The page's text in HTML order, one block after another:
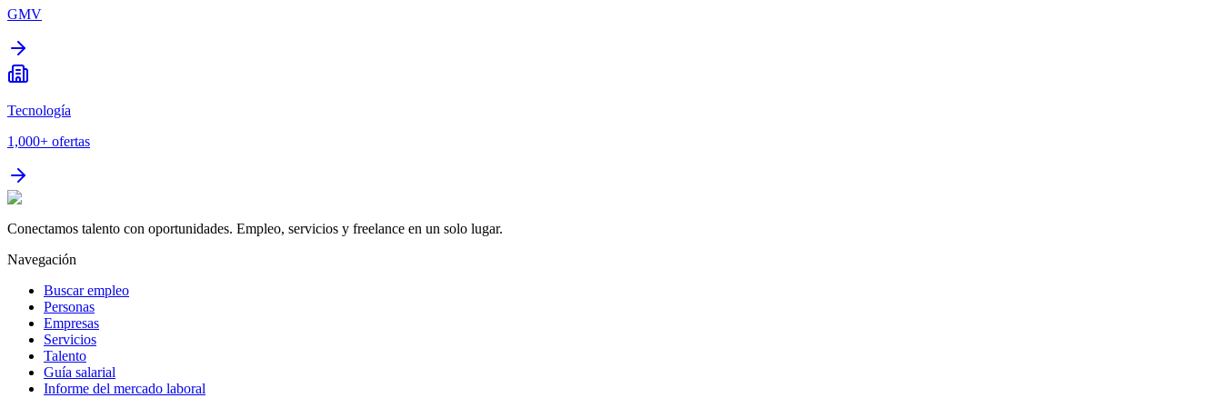
GMV
Tecnología
1,000+ ofertas
Conectamos talento con oportunidades. Empleo, servicios y freelance en un solo lugar.
Navegación
Buscar empleo
Personas
Empresas
Servicios
Talento
Guía salarial
Informe del mercado laboral